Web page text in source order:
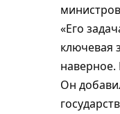
«Его
ключевая
Он